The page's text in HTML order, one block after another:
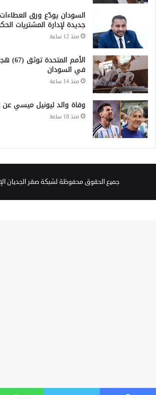
السودان يودّع ورق
جديدة لإدارة المشتريات
منذ 12 ساعة
الأمم
في السودان
منذ 14 ساعة
وفاة والد ليونيل ميسي عن عمر 68
منذ 18 ساعة
جميع الحقوق محفوظة لشبكة صقر الجديان